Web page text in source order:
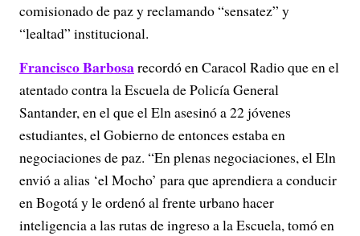
comisionado de paz y reclamando “sensatez” y
“lealtad” institucional.
Francisco Barbosarecordó en Caracol Radio que en el
atentado contra la Escuela de Policía General
Santander, en el que el Eln asesinó a 22 jóvenes
estudiantes, el Gobierno de entonces estaba en
negociaciones de paz. “En plenas negociaciones, el Eln
envió a alias ‘el Mocho’ para que aprendiera a conducir
en Bogotá y le ordenó al frente urbano hacer
inteligencia a las rutas de ingreso a la Escuela, tomó en